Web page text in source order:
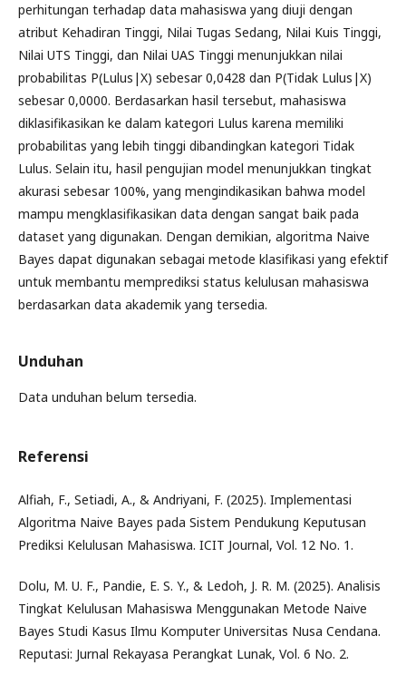
perhitungan terhadap data mahasiswa yang diuji dengan
atribut Kehadiran Tinggi, Nilai Tugas Sedang, Nilai Kuis Tinggi,
Nilai UTS Tinggi, dan Nilai UAS Tinggi menunjukkan nilai
probabilitas P(Lulus|X) sebesar 0,0428 dan P(Tidak Lulus|X)
sebesar 0,0000. Berdasarkan hasil tersebut, mahasiswa
diklasifikasikan ke dalam kategori Lulus karena memiliki
probabilitas yang lebih tinggi dibandingkan kategori Tidak
Lulus. Selain itu, hasil pengujian model menunjukkan tingkat
akurasi sebesar 100%, yang mengindikasikan bahwa model
mampu mengklasifikasikan data dengan sangat baik pada
dataset yang digunakan. Dengan demikian, algoritma Naive
Bayes dapat digunakan sebagai metode klasifikasi yang efektif
untuk membantu memprediksi status kelulusan mahasiswa
berdasarkan data akademik yang tersedia.
Unduhan
Data unduhan belum tersedia.
Referensi
Alfiah, F., Setiadi, A., & Andriyani, F. (2025). Implementasi
Algoritma Naive Bayes pada Sistem Pendukung Keputusan
Prediksi Kelulusan Mahasiswa. ICIT Journal, Vol. 12 No. 1.
Dolu, M. U. F., Pandie, E. S. Y., & Ledoh, J. R. M. (2025). Analisis
Tingkat Kelulusan Mahasiswa Menggunakan Metode Naive
Bayes Studi Kasus Ilmu Komputer Universitas Nusa Cendana.
Reputasi: Jurnal Rekayasa Perangkat Lunak, Vol. 6 No. 2.